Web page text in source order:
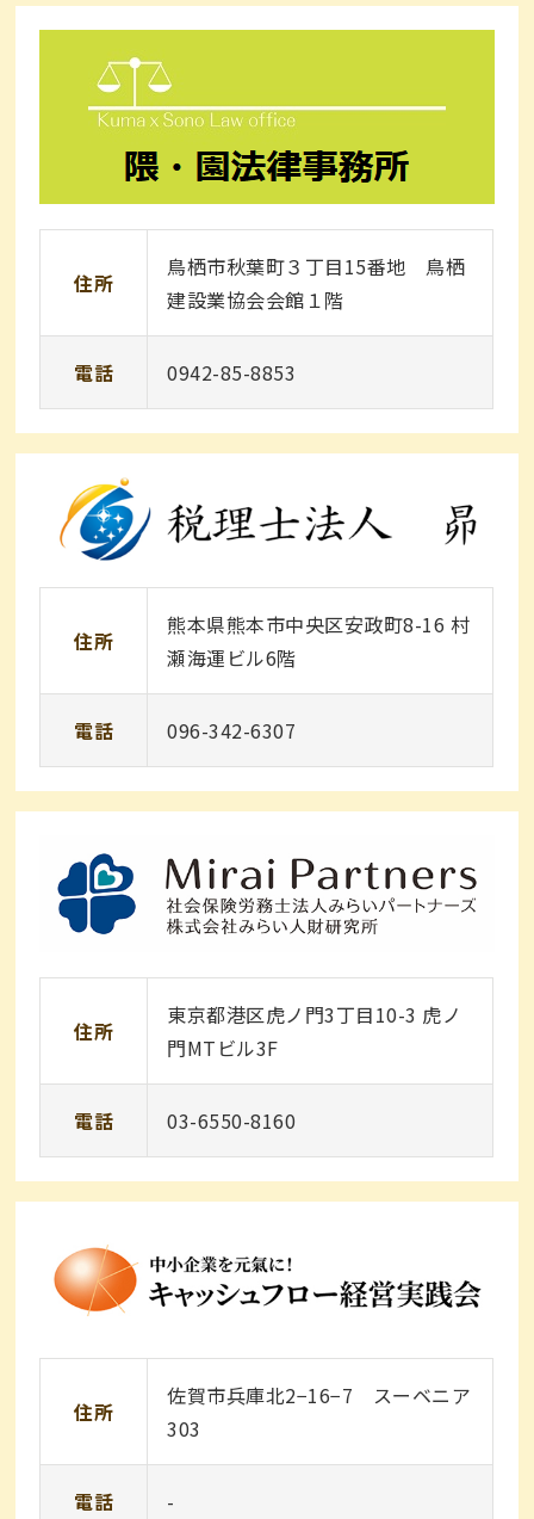
住所
鳥栖市秋葉町３丁目15番地 鳥栖
建設業協会会館１階
電話 0942-85-8853
住所
熊本県熊本市中央区安政町8-16 村
瀬海運ビル6階
電話 096-342-6307
住所
東京都港区虎ノ門3丁目10-3 虎ノ
門MTビル3F
電話 03-6550-8160
住所
佐賀市兵庫北2−16−7 スーベニア
303
電話 -